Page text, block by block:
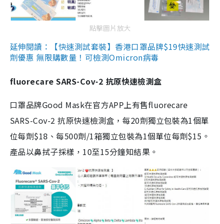
點擊圖片放大
延伸閱讀：【快速測試套裝】香港口罩品牌$19快速測試
劑優惠 無限購數量！可檢測Omicron病毒
fluorecare SARS-Cov-2 抗原快速檢測盒
口罩品牌Good Mask在官方APP上有售fluorecare
SARS-Cov-2 抗原快速檢測盒，每20劑獨立包裝為1個單
位每劑$18、每500劑/1箱獨立包裝為1個單位每劑$15。
產品以鼻拭子採樣，10至15分鐘知結果。